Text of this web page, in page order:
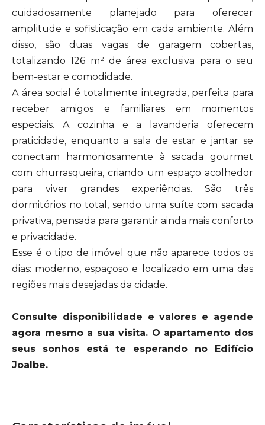
cuidadosamente planejado para oferecer
amplitude e sofisticação em cada ambiente. Além
disso, são duas vagas de garagem cobertas,
totalizando 126 m² de área exclusiva para o seu
bem-estar e comodidade.
A área social é totalmente integrada, perfeita para
receber amigos e familiares em momentos
especiais. A cozinha e a lavanderia oferecem
praticidade, enquanto a sala de estar e jantar se
conectam harmoniosamente à sacada gourmet
com churrasqueira, criando um espaço acolhedor
para viver grandes experiências. São três
dormitórios no total, sendo uma suíte com sacada
privativa, pensada para garantir ainda mais conforto
e privacidade.
Esse é o tipo de imóvel que não aparece todos os
dias: moderno, espaçoso e localizado em uma das
regiões mais desejadas da cidade.
Consulte disponibilidade e valores e agende
agora mesmo a sua visita. O apartamento dos
seus sonhos está te esperando no Edifício
Joalbe.